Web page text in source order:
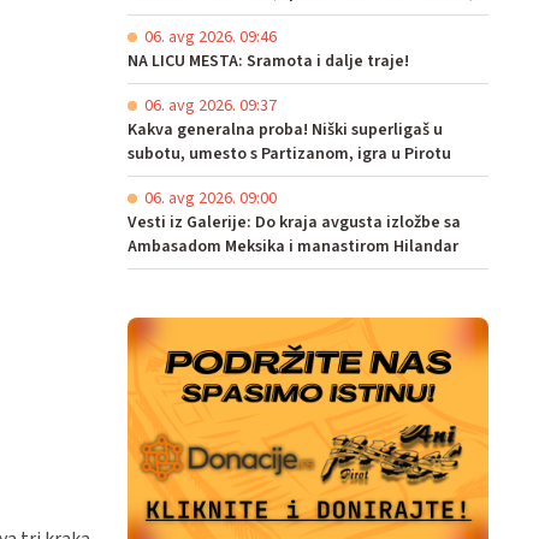
06. avg 2026. 09:46
NA LICU MESTA: Sramota i dalje traje!
06. avg 2026. 09:37
Kakva generalna proba! Niški superligaš u
subotu, umesto s Partizanom, igra u Pirotu
06. avg 2026. 09:00
Vesti iz Galerije: Do kraja avgusta izložbe sa
Ambasadom Meksika i manastirom Hilandar